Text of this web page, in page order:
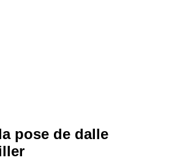
pose de dalle